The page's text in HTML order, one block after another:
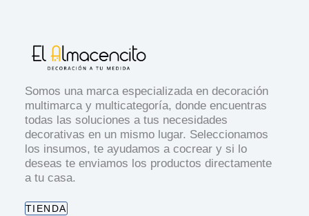
Somos una marca especializada en decoración
multimarca y multicategoría, donde encuentras
todas las soluciones a tus necesidades
decorativas en un mismo lugar. Seleccionamos
los insumos, te ayudamos a cocrear y si lo
deseas te enviamos los productos directamente
a tu casa.
TIENDA